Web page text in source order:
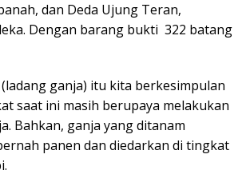
dan Deda Ujung Teran,
Dengan barang bukti 322 batang
ganja) itu kita berkesimpulan
saat ini masih berupaya melakukan
Bahkan, ganja yang ditanam
panen dan diedarkan di tingkat